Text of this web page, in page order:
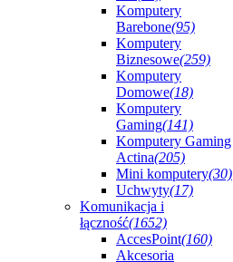
Komputery
Barebone(95)
Komputery
Biznesowe(259)
Komputery
Domowe(18)
Komputery
Gaming(141)
Komputery Gaming
Actina(205)
Mini komputery(30)
Uchwyty(17)
Komunikacja i
łączność(1652)
AccesPoint(160)
Akcesoria